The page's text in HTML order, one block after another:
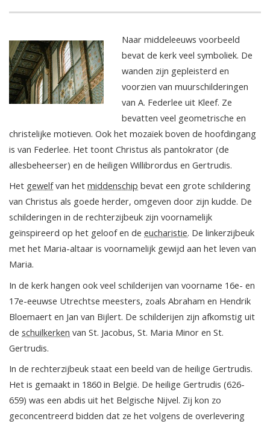
Naar middeleeuws voorbeeld
bevat de kerk veel symboliek. De
wanden zijn gepleisterd en
voorzien van muurschilderingen
van A. Federlee uit Kleef. Ze
bevatten veel geometrische en
christelijke motieven. Ook het mozaïek boven de hoofdingang
is van Federlee. Het toont Christus als pantokrator (de
allesbeheerser) en de heiligen Willibrordus en Gertrudis.
Het gewelfvan het middenschip bevat een grote schildering
van Christus als goede herder, omgeven door zijn kudde. De
schilderingen in de rechterzijbeuk zijn voornamelijk
geïnspireerd op het geloof en de eucharistie. De linkerzijbeuk
met het Maria-altaar is voornamelijk gewijd aan het leven van
Maria.
In de kerk hangen ook veel schilderijen van voorname 16e- en
17e-eeuwse Utrechtse meesters, zoals Abraham en Hendrik
Bloemaert en Jan van Bijlert. De schilderijen zijn afkomstig uit
de schuilkerken van St. Jacobus, St. Maria Minor en St.
Gertrudis.
In de rechterzijbeuk staat een beeld van de heilige Gertrudis.
Het is gemaakt in 1860 in België. De heilige Gertrudis (626-
659) was een abdis uit het Belgische Nijvel. Zij kon zo
geconcentreerd bidden dat ze het volgens de overlevering